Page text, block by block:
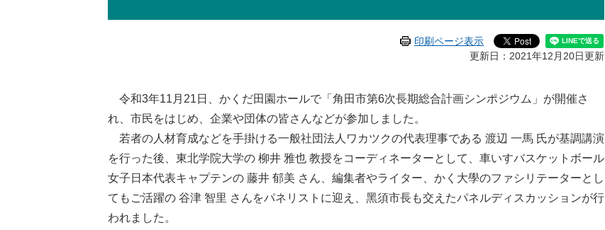
印刷ページ表示
更新日：2021年12月20日更新
令和3年11月21日、かくだ田園ホールで「角田市第6次長期総合計画シンポジウム」が開催さ
れ、市民をはじめ、企業や団体の皆さんなどが参加しました。
若者の人材育成などを手掛ける一般社団法人ワカツクの代表理事である 渡辺 一馬 氏が基調講演
を行った後、東北学院大学の 柳井 雅也 教授をコーディネーターとして、車いすバスケットボール
女子日本代表キャプテンの 藤井 郁美 さん、編集者やライター、かく大學のファシリテーターとし
てもご活躍の 谷津 智里 さんをパネリストに迎え、黑須市長も交えたパネルディスカッションが行
われました。